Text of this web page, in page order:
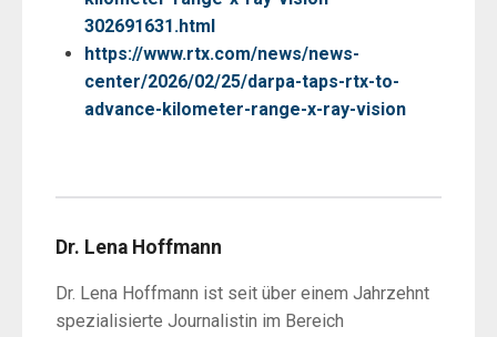
302691631.html
https://www.rtx.com/news/news-
center/2026/02/25/darpa-taps-rtx-to-
advance-kilometer-range-x-ray-vision
Dr. Lena Hoffmann
Dr. Lena Hoffmann ist seit über einem Jahrzehnt
spezialisierte Journalistin im Bereich